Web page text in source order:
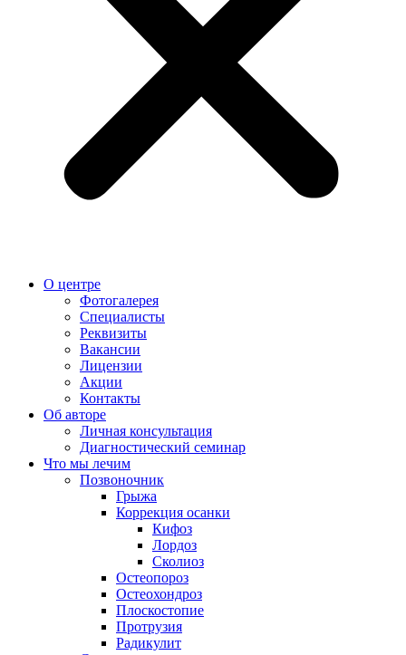
О центре
Фотогалерея
Специалисты
Реквизиты
Вакансии
Лицензии
Акции
Контакты
Об авторе
Личная консультация
Диагностический семинар
Что мы лечим
Позвоночник
Грыжа
Коррекция осанки
Кифоз
Лордоз
Сколиоз
Остеопороз
Остеохондроз
Плоскостопие
Протрузия
Радикулит